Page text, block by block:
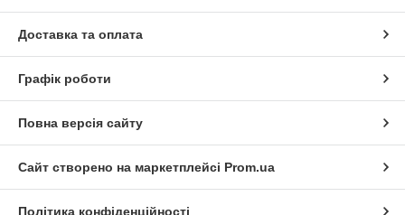
Доставка та оплата
Графік роботи
Повна версія сайту
Сайт створено на маркетплейсі Prom.ua
Політика конфіденційності